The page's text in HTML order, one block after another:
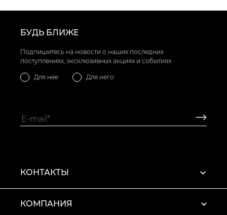
БУДЬ БЛИЖЕ
Подпишитесь на новости о наших последних
поступлениях, эксклюзивных акциях и событиях
Для нее Для него
КОНТАКТЫ
КОМПАНИЯ